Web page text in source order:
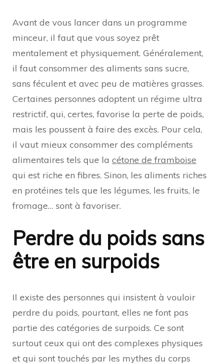
Avant de vous lancer dans un programme
minceur, il faut que vous soyez prêt
mentalement et physiquement. Généralement,
il faut consommer des aliments sans sucre,
sans féculent et avec peu de matières grasses.
Certaines personnes adoptent un régime ultra
restrictif, qui, certes, favorise la perte de poids,
mais les poussent à faire des excès. Pour cela,
il vaut mieux consommer des compléments
alimentaires tels que la cétone de framboise
qui est riche en fibres. Sinon, les aliments riches
en protéines tels que les légumes, les fruits, le
fromage… sont à favoriser.
Perdre du poids sans
être en surpoids
Il existe des personnes qui insistent à vouloir
perdre du poids, pourtant, elles ne font pas
partie des catégories de surpoids. Ce sont
surtout ceux qui ont des complexes physiques
et qui sont touchés par les mythes du corps